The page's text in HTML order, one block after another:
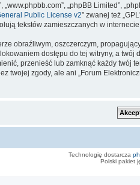
„www.phpbb.com”, „phpBB
Public License v2” zwanej też
tekstów zamieszczanych w
obraźliwym, oszczerczym,
dostępu do tej witryny, a
przenieść lub zamknąć każdy
twojej zgody, ale ani „Forum
Technologię dostarcza
Polski pakiet